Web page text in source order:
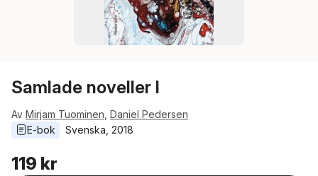
Samlade noveller I
Av Mirjam Tuominen Daniel Pedersen
E-bok
Svenska 2018
119 kr